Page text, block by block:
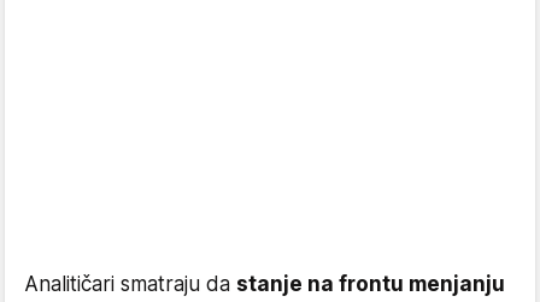
Analitičari smatraju da stanje na frontu menjanju